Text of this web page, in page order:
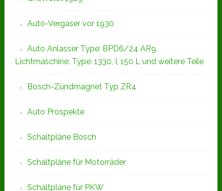
Auto-Vergaser vor 1930
Auto Anlasser Type: BPD6/24 AR9,
Lichtmaschine: Type: 1330, I, 150 L und weitere Teile
Bosch-Zündmagnet Typ ZR4
Auto Prospekte
Schaltpläne Bosch
Schaltpläne für Motorräder
Schaltpläne für PKW